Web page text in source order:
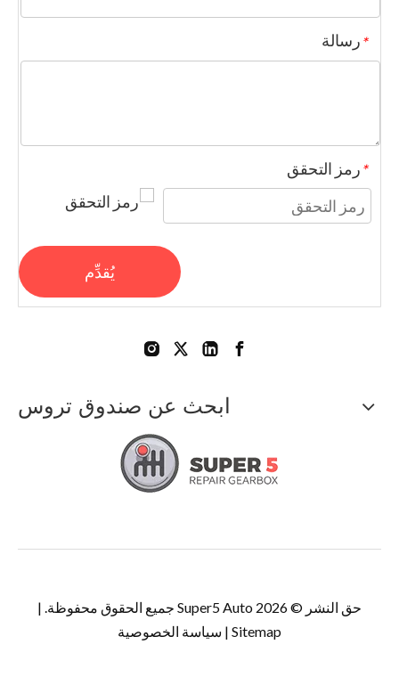
*رسالة
*رمز التحقق
يُقدِّم
ابحث عن صندوق تروس
حق النشر ©2026
Sitemap
| سياسة الخصوصية